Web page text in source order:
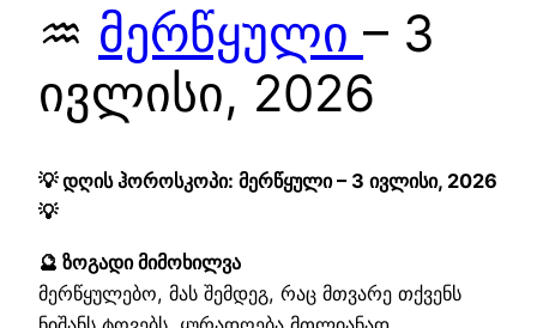
♒ მერწყული – 3
ივლისი, 2026
💡 დღის ჰოროსკოპი: მერწყული – 3 ივლისი, 2026
💡
🔮 ზოგადი მიმოხილვა
მერწყულებო, მას შემდეგ, რაც მთვარე თქვენს